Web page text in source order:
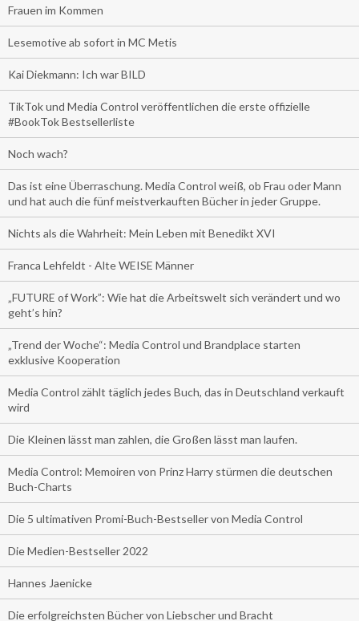
Frauen im Kommen
Lesemotive ab sofort in MC Metis
Kai Diekmann: Ich war BILD
TikTok und Media Control veröffentlichen die erste offizielle
#BookTok Bestsellerliste
Noch wach?
Das ist eine Überraschung. Media Control weiß, ob Frau oder Mann
und hat auch die fünf meistverkauften Bücher in jeder Gruppe.
Nichts als die Wahrheit: Mein Leben mit Benedikt XVI
Franca Lehfeldt - Alte WEISE Männer
„FUTURE of Work”: Wie hat die Arbeitswelt sich verändert und wo
geht’s hin?
„Trend der Woche“: Media Control und Brandplace starten
exklusive Kooperation
Media Control zählt täglich jedes Buch, das in Deutschland verkauft
wird
Die Kleinen lässt man zahlen, die Großen lässt man laufen.
Media Control: Memoiren von Prinz Harry stürmen die deutschen
Buch-Charts
Die 5 ultimativen Promi-Buch-Bestseller von Media Control
Die Medien-Bestseller 2022
Hannes Jaenicke
Die erfolgreichsten Bücher von Liebscher und Bracht